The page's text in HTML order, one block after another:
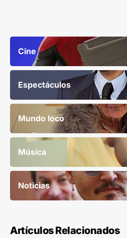
Cine
Espectáculos
Mundo loco
Música
Noticias
Artículos Relacionados